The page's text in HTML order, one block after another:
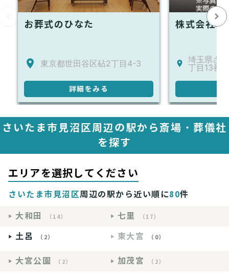
お葬式のひなた
東京都世田谷区砧2丁目4-3
詳細をみる
株式会社和
埼玉県さ
丁目13番
さいたま市見沼区周辺の駅から斎場・葬儀社
を探す
エリアを選択してください
さいたま市見沼区周辺の駅から近い順に80件
大和田
（14） 七里 （17）
土呂 （2） 東大宮 （0）
大宮公園 （2） 加茂宮 （2）